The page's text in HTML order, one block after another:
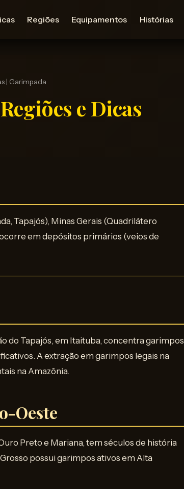
Regiões Equipamentos Histórias
| Garimpada
e Dicas
Tapajós), Minas Gerais (Quadrilátero
em depósitos primários (veios de
do Tapajós, em Itaituba, concentra garimpos
A extração em garimpos legais na
na Amazônia.
Oeste
Preto e Mariana, tem séculos de história
possui garimpos ativos em Alta